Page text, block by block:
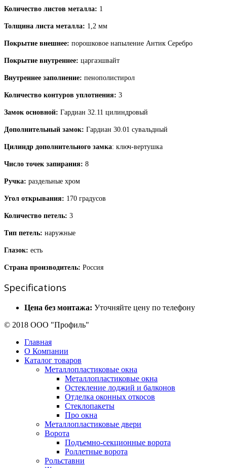
Количество листов металла: 1
Толщина листа металла: 1,2 мм
Покрытие внешнее: порошковое напыление Антик Серебро
Покрытие внутреннее: царгаэшвайт
Внутреннее заполнение: пенополистирол
Количество контуров уплотнения: 3
Замок основной: Гардиан 32.11 цилиндровый
Дополнительный замок: Гардиан 30.01 сувальдный
Цилиндр дополнительного замка: ключ-вертушка
Число точек запирания: 8
Ручка: раздельные хром
Угол открывания: 170 градусов
Количество петель: 3
Тип петель: наружные
Глазок: есть
Страна производитель: Россия
Specifications
Цена без монтажа: Уточняйте цену по телефону
© 2018 ООО "Профиль"
Главная
О Компании
Каталог товаров
Металлопластиковые окна
Металлопластиковые окна
Остекление лоджий и балконов
Отделка оконных откосов
Стеклопакеты
Про окна
Металлопластиковые двери
Ворота
Подъемно-секционные ворота
Роллетные ворота
Рольставни